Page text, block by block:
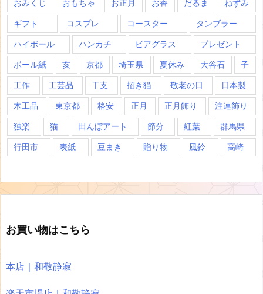
おみくじ おもちゃ お正月 お香 だるま ねずみ
ギフト コスプレ コースター タンブラー
ハイボール ハンカチ ビアグラス プレゼント
ボール紙 亥 京都 埼玉県 夏休み 大谷石 子
工作 工芸品 干支 招き猫 敬老の日 日本製
木工品 東京都 格安 正月 正月飾り 注連飾り
独楽 猫 田んぼアート 節分 紅葉 群馬県
行田市 表紙 豆まき 贈り物 風鈴 高崎
お買い物はこちら
本店｜和敬静寂